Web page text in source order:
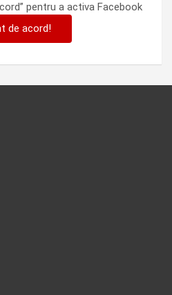
pentru a activa Facebook
de acord!